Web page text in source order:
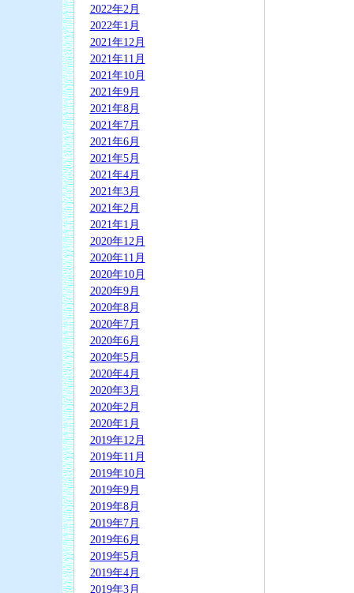
2022年2月
2022年1月
2021年12月
2021年11月
2021年10月
2021年9月
2021年8月
2021年7月
2021年6月
2021年5月
2021年4月
2021年3月
2021年2月
2021年1月
2020年12月
2020年11月
2020年10月
2020年9月
2020年8月
2020年7月
2020年6月
2020年5月
2020年4月
2020年3月
2020年2月
2020年1月
2019年12月
2019年11月
2019年10月
2019年9月
2019年8月
2019年7月
2019年6月
2019年5月
2019年4月
2019年3月